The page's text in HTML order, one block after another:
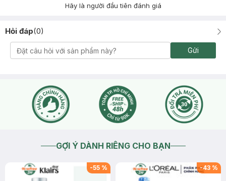
Hãy là người đầu tiên đánh giá
Hỏi đáp(0)
Gửi
GỢI Ý DÀNH RIÊNG CHO BẠN
-55 % -43 %